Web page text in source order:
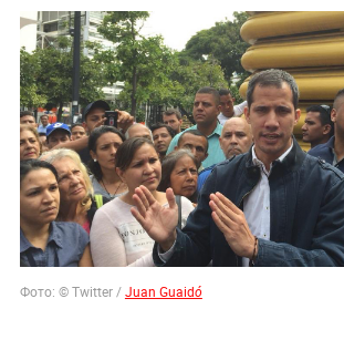
Фото: © Twitter /Juan Guaidó